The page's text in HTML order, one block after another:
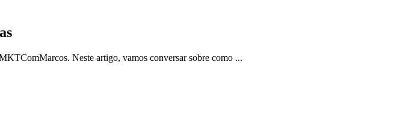
Neste artigo, vamos conversar sobre como ...